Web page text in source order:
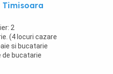
Timisoara
2
(4 locuri cazare
si bucatarie
de bucatarie